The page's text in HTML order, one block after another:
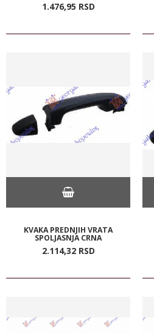
1.476,95 RSD
KVAKA PREDNJIH VRATA
SPOLJASNJA CRNA
2.114,32 RSD